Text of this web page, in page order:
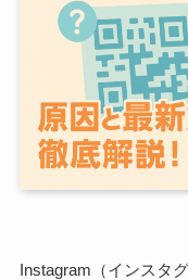
Instagram（インスタ